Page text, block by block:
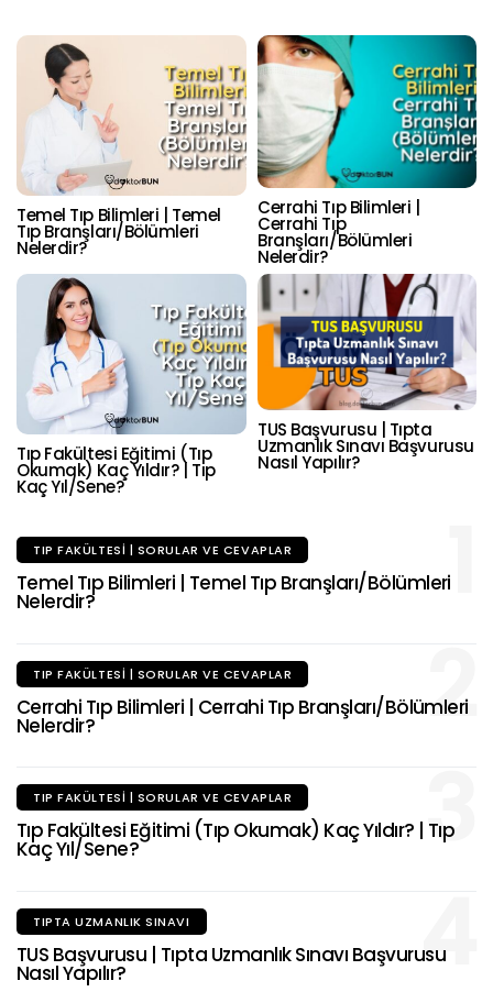
Temel Tıp Bilimleri | Temel
Tıp Branşları/Bölümleri
Nelerdir?
Cerrahi Tıp Bilimleri |
Cerrahi Tıp
Branşları/Bölümleri
Nelerdir?
Tıp Fakültesi Eğitimi (Tıp
Okumak) Kaç Yıldır? | Tıp
Kaç Yıl/Sene?
TUS Başvurusu | Tıpta
Uzmanlık Sınavı Başvurusu
Nasıl Yapılır?
1
TIP FAKÜLTESI | SORULAR VE CEVAPLAR
Temel Tıp Bilimleri | Temel Tıp Branşları/Bölümleri
Nelerdir?
2
TIP FAKÜLTESI | SORULAR VE CEVAPLAR
Cerrahi Tıp Bilimleri | Cerrahi Tıp Branşları/Bölümleri
Nelerdir?
3
TIP FAKÜLTESI | SORULAR VE CEVAPLAR
Tıp Fakültesi Eğitimi (Tıp Okumak) Kaç Yıldır? | Tıp
Kaç Yıl/Sene?
4
TIPTA UZMANLIK SINAVI
TUS Başvurusu | Tıpta Uzmanlık Sınavı Başvurusu
Nasıl Yapılır?